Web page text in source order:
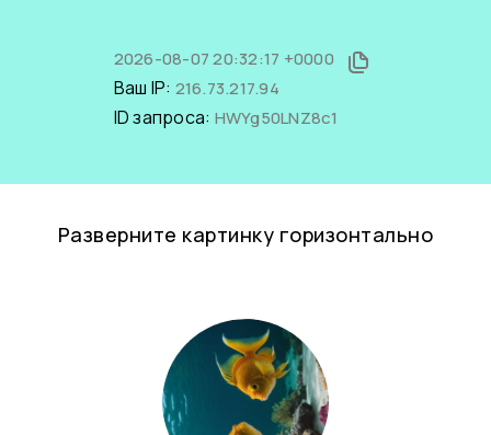
2026-08-07 20:32:17 +0000
Ваш IP: 216.73.217.94
ID запроса: HWYg50LNZ8c1
Разверните картинку горизонтально